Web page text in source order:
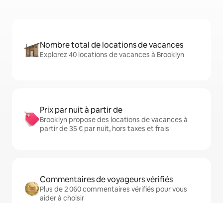
Nombre total de locations de vacances
Explorez 40 locations de vacances à Brooklyn
Prix par nuit à partir de
Brooklyn propose des locations de vacances à
partir de 35 € par nuit, hors taxes et frais
Commentaires de voyageurs vérifiés
Plus de 2 060 commentaires vérifiés pour vous
aider à choisir